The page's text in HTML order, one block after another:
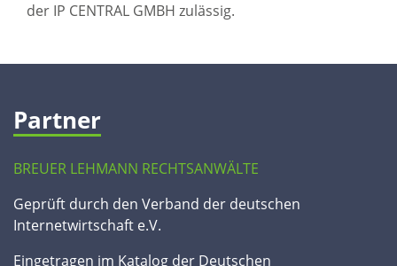
der IP CENTRAL GMBH zulässig.
Partner
BREUER LEHMANN RECHTSANWÄLTE
Geprüft durch den Verband der deutschen
Internetwirtschaft e.V.
Eingetragen im Katalog der Deutschen